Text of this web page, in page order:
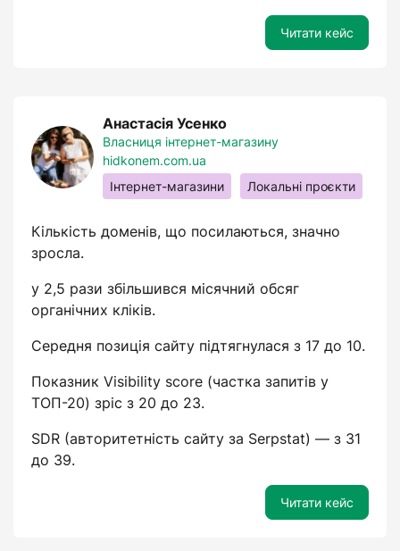
Читати кейс
Анастасія Усенко
Власниця інтернет-магазину
hidkonem.com.ua
Інтернет-магазини
Локальні проєкти
Кількість доменів, що посилаються, значно
зросла.
у 2,5 рази збільшився місячний обсяг
органічних кліків.
Середня позиція сайту підтягнулася з 17 до 10.
Показник Visibility score (частка запитів у
ТОП-20) зріс з 20 до 23.
SDR (авторитетність сайту за Serpstat) — з 31
до 39.
Читати кейс